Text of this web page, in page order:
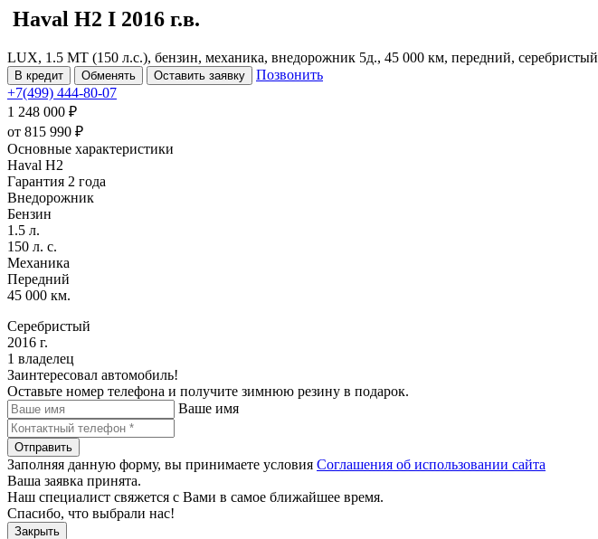
Haval H2 I 2016 г.в.
LUX, 1.5 MT (150 л.с.), бензин, механика, внедорожник 5д., 45 000 км, передний, серебристый
В кредит Обменять Оставить заявку
Позвонить
+7(499) 444-80-07
1 248 000 ₽
от 815 990 ₽
Основные характеристики
Haval H2
Гарантия 2 года
Внедорожник
Бензин
1.5 л.
150 л. с.
Механика
Передний
45 000 км.
Серебристый
2016 г.
1 владелец
Заинтересовал автомобиль!
Оставьте номер телефона и получите зимнюю резину в подарок.
Ваше имя
Отправить
Заполняя данную форму, вы принимаете условия Соглашения об использовании сайта
Ваша заявка принята.
Наш специалист свяжется с Вами в самое ближайшее время.
Спасибо, что выбрали нас!
Закрыть